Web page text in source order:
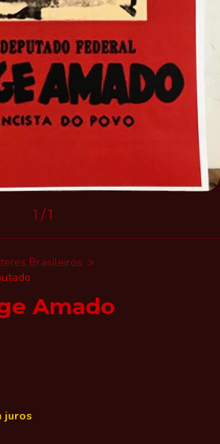
1 /1
Brasileiros >
Amado
juros